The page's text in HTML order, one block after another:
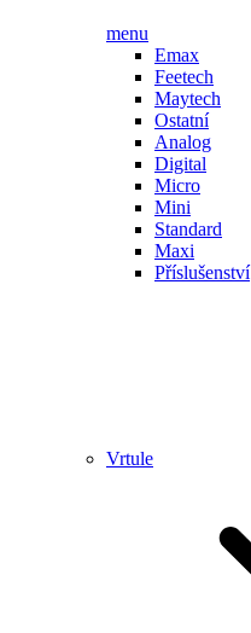
menu
Emax
Feetech
Maytech
Ostatní
Analog
Digital
Micro
Mini
Standard
Maxi
Příslušenství
Vrtule